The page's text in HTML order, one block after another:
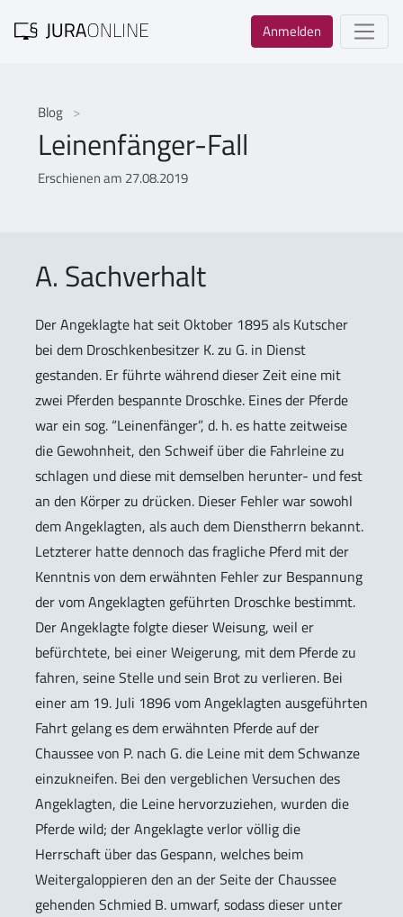
Anmelden
Blog
Leinenfänger-Fall
Erschienen am 27.08.2019
A. Sachverhalt
Der Angeklagte hat seit Oktober 1895 als Kutscher
bei dem Droschkenbesitzer K. zu G. in Dienst
gestanden. Er führte während dieser Zeit eine mit
zwei Pferden bespannte Droschke. Eines der Pferde
war ein sog. “Leinenfänger”, d. h. es hatte zeitweise
die Gewohnheit, den Schweif über die Fahrleine zu
schlagen und diese mit demselben herunter- und fest
an den Körper zu drücken. Dieser Fehler war sowohl
dem Angeklagten, als auch dem Dienstherrn bekannt.
Letzterer hatte dennoch das fragliche Pferd mit der
Kenntnis von dem erwähnten Fehler zur Bespannung
der vom Angeklagten geführten Droschke bestimmt.
Der Angeklagte folgte dieser Weisung, weil er
befürchtete, bei einer Weigerung, mit dem Pferde zu
fahren, seine Stelle und sein Brot zu verlieren. Bei
einer am 19. Juli 1896 vom Angeklagten ausgeführten
Fahrt gelang es dem erwähnten Pferde auf der
Chaussee von P. nach G. die Leine mit dem Schwanze
einzukneifen. Bei den vergeblichen Versuchen des
Angeklagten, die Leine hervorzuziehen, wurden die
Pferde wild; der Angeklagte verlor völlig die
Herrschaft über das Gespann, welches beim
Weitergaloppieren den an der Seite der Chaussee
gehenden Schmied B. umwarf, sodass dieser unter